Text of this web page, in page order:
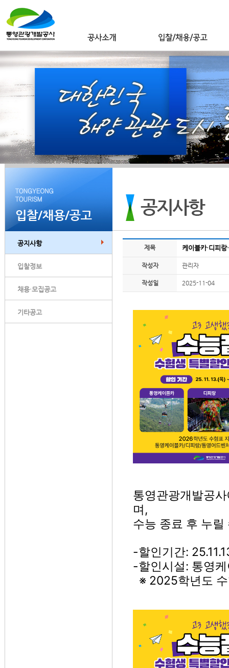
공지사항
입찰정보
채용·모집공고
기타공고
제목 케이블카·디피
작성자 관리자
작성일 2025-11-04
통영관광개발공
며,
수능 종료 후 누
-할인기간:
-할인시설: 통영
※ 2025학년도